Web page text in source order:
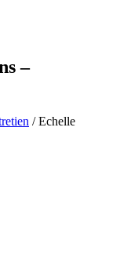
–
/ Echelle